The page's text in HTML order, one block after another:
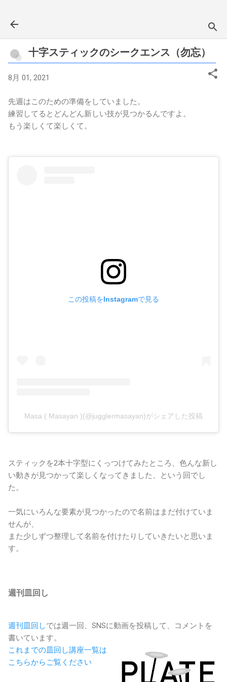
十字スティックのシークエンス（勿忘）
8月 01, 2021
先週はこのための準備をしていました。
練習してるとどんどん新しい技が見つかるんですよ。
もう楽しくて楽しくて。
この投稿をInstagramで見る
Masa ( Masayan )(@jugglermasayan)がシェアした投稿
スティックを2本十字型にくっつけてみたところ、色んな新し
い動きが見つかって楽しくなってきました、という回でし
た。
一気にいろんな要素が見つかったので名前はまだ付けていま
せんが、
また少しずつ整理して名前を付けたりしていきたいと思いま
す。
週刊皿回し
週刊皿回しでは週一回、SNSに動画を投稿して、コメントを
書いています。
これまでの皿回し講座一覧は
こちらからご覧ください